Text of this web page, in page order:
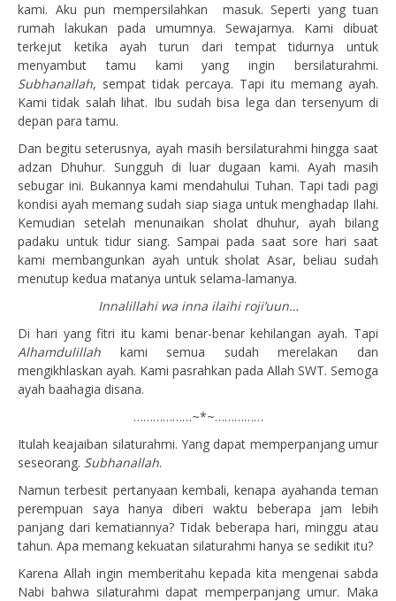
kami. Aku pun mempersilahkan masuk. Seperti yang tuan
rumah lakukan pada umumnya. Sewajarnya. Kami dibuat
terkejut ketika ayah turun dari tempat tidurnya untuk
menyambut tamu kami yang ingin bersilaturahmi.
Subhanallah, sempat tidak percaya. Tapi itu memang ayah.
Kami tidak salah lihat. Ibu sudah bisa lega dan tersenyum di
depan para tamu.
Dan begitu seterusnya, ayah masih bersilaturahmi hingga saat
adzan Dhuhur. Sungguh di luar dugaan kami. Ayah masih
sebugar ini. Bukannya kami mendahului Tuhan. Tapi tadi pagi
kondisi ayah memang sudah siap siaga untuk menghadap Ilahi.
Kemudian setelah menunaikan sholat dhuhur, ayah bilang
padaku untuk tidur siang. Sampai pada saat sore hari saat
kami membangunkan ayah untuk sholat Asar, beliau sudah
menutup kedua matanya untuk selama-lamanya.
Innalillahi wa inna ilaihi roji’uun…
Di hari yang fitri itu kami benar-benar kehilangan ayah. Tapi
Alhamdulillah kami semua sudah merelakan dan
mengikhlaskan ayah. Kami pasrahkan pada Allah SWT. Semoga
ayah baahagia disana.
………………~*~……………
Itulah keajaiban silaturahmi. Yang dapat memperpanjang umur
seseorang. Subhanallah.
Namun terbesit pertanyaan kembali, kenapa ayahanda teman
perempuan saya hanya diberi waktu beberapa jam lebih
panjang dari kematiannya? Tidak beberapa hari, minggu atau
tahun. Apa memang kekuatan silaturahmi hanya se sedikit itu?
Karena Allah ingin memberitahu kepada kita mengenai sabda
Nabi bahwa silaturahmi dapat memperpanjang umur. Maka